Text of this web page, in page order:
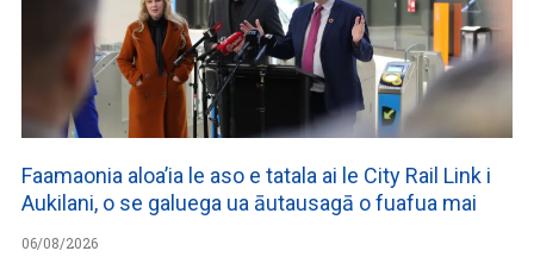
Faamaonia aloa’ia le aso e tatala ai le City Rail Link i
Aukilani, o se galuega ua āutausagā o fuafua mai
06/08/2026